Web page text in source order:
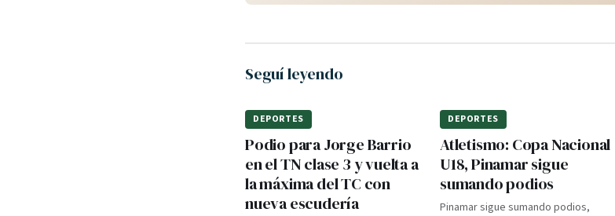
Seguí leyendo
DEPORTES
Podio para Jorge Barrio
en el TN clase 3 y vuelta a
la máxima del TC con
nueva escudería
DEPORTES
Atletismo: Copa Nacional
U18, Pinamar sigue
sumando podios
Pinamar sigue sumando podios,